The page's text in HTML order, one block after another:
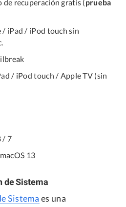
de recuperación gratis (prueba
/ iPad / iPod touch sin
/ iPod touch / Apple TV (sin
/ 7
13
de Sistema
Sistema es una